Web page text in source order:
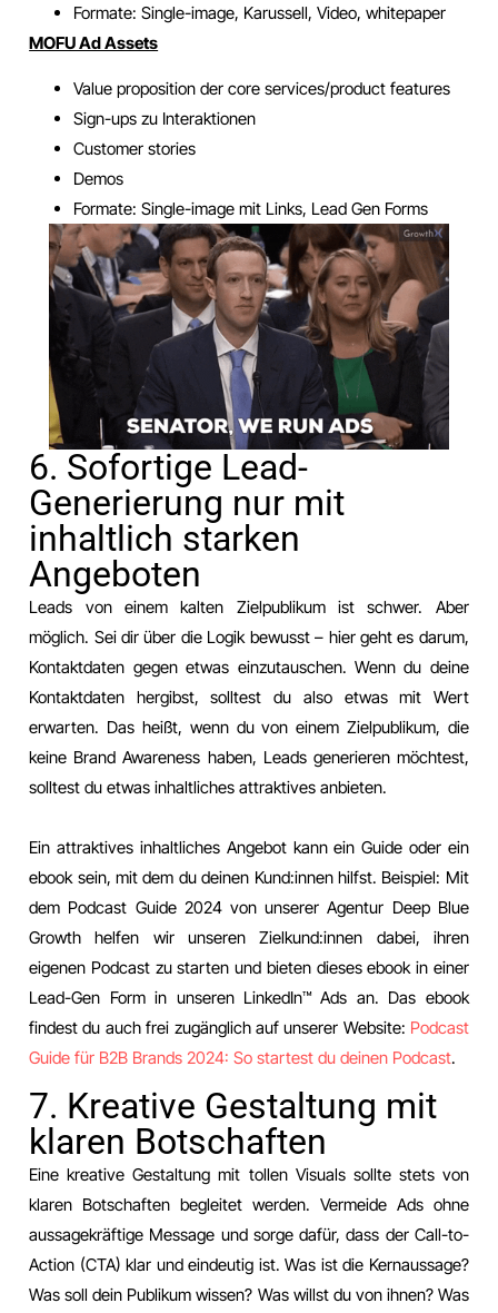
Formate: Single-image, Karussell, Video, whitepaper
MOFU Ad Assets
Value proposition der core services/product features
Sign-ups zu Interaktionen
Customer stories
Demos
Formate: Single-image mit Links, Lead Gen Forms
6. Sofortige Lead-
Generierung nur mit
inhaltlich starken
Angeboten
Leads von einem kalten Zielpublikum ist schwer. Aber
möglich. Sei dir über die Logik bewusst – hier geht es darum,
Kontaktdaten gegen etwas einzutauschen. Wenn du deine
Kontaktdaten hergibst, solltest du also etwas mit Wert
erwarten. Das heißt, wenn du von einem Zielpublikum, die
keine Brand Awareness haben, Leads generieren möchtest,
solltest du etwas inhaltliches attraktives anbieten.
Ein attraktives inhaltliches Angebot kann ein Guide oder ein
ebook sein, mit dem du deinen Kund:innen hilfst. Beispiel: Mit
dem Podcast Guide 2024 von unserer Agentur Deep Blue
Growth helfen wir unseren Zielkund:innen dabei, ihren
eigenen Podcast zu starten und bieten dieses ebook in einer
Lead-Gen Form in unseren LinkedIn™️ Ads an. Das ebook
findest du auch frei zugänglich auf unserer Website: Podcast
Guide für B2B Brands 2024: So startest du deinen Podcast.
7. Kreative Gestaltung mit
klaren Botschaften
Eine kreative Gestaltung mit tollen Visuals sollte stets von
klaren Botschaften begleitet werden. Vermeide Ads ohne
aussagekräftige Message und sorge dafür, dass der Call-to-
Action (CTA) klar und eindeutig ist. Was ist die Kernaussage?
Was soll dein Publikum wissen? Was willst du von ihnen? Was